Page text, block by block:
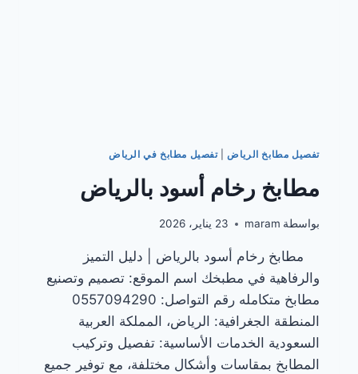
تفصيل مطابخ الرياض |تفصيل مطابخ في الرياض
مطابخ رخام أسود بالرياض
بواسطة maram 23 يناير، 2026
مطابخ رخام أسود بالرياض | دليل التميز
والرفاهية في مطبخك اسم الموقع: تصميم وتصنيع
مطابخ متكامله رقم التواصل: 0557094290
المنطقة الجغرافية: الرياض، المملكة العربية
السعودية الخدمات الأساسية: تفصيل وتركيب
المطابخ بمقاسات وأشكال مختلفة، مع توفير جميع